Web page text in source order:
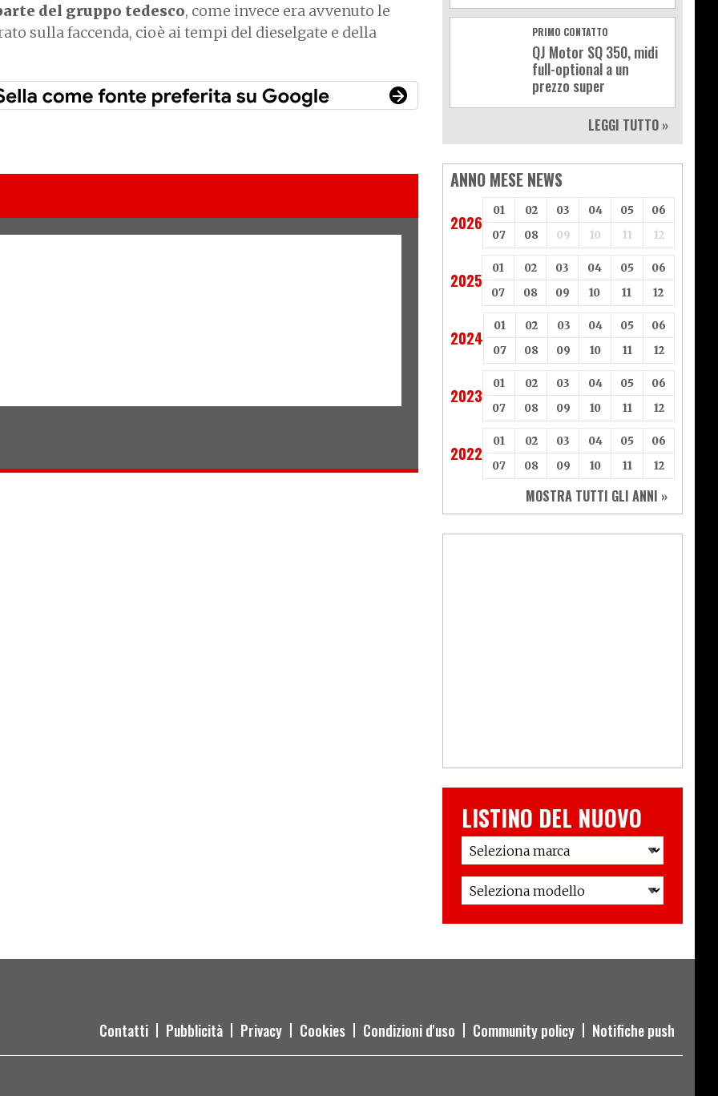
del gruppo tedesco, come invece era avvenuto le
sulla faccenda, cioè ai tempi del dieselgate e della
PRIMO CONTATTO
QJ Motor SQ 350, midi
full-optional a un
prezzo super
LEGGI TUTTO »
ANNO MESE NEWS
2026
01 02 03 04 05
06
07
08 09 10 11 12
2025
01 02 03 04 05
06
07
08 09 10 11 12
2024
01 02 03 04 05
06
07
08 09 10 11 12
2023
01 02 03 04 05
06
07
08 09 10 11 12
2022
01 02 03 04 05
06
07
08 09 10 11 12
MOSTRA TUTTI GLI ANNI »
LISTINO DEL NUOVO
Contatti Pubblicità Privacy Cookies Condizioni d'uso Community policy Notifiche push